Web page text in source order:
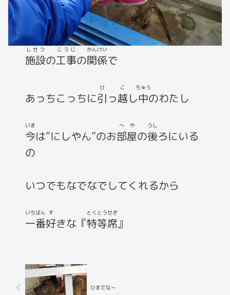
施設
しせつ
の工事
こうじ
の関係
かんけい
で
あっちこっちに引
ひ
っ越
こ
し中
ちゅう
のわたし
今
いま
は”にしやん”のお部屋
へや
の後
うし
ろにいる
の
いつでもなでなでしてくれるから
一番
いちばん
好
す
きな『特等席
とくとうせき
』
ひまだな～